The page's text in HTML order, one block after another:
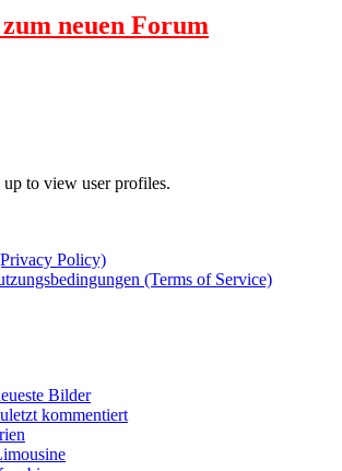
neuen Forum
to view user profiles.
Policy)
(Terms of Service)
Bilder
kommentiert